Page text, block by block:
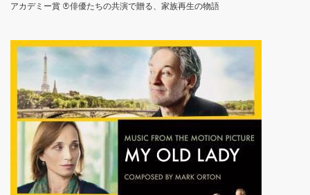
アカデミー賞 ®俳優たちの共演で贈る、家族再生の物語